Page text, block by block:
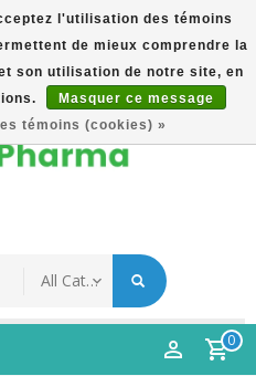
Op Nieuwsbrief | Gratis
| Online Sinds 2007
0
l'utilisation des témoins
de mieux comprendre la
son utilisation de notre site, en
Masquer ce message
témoins (cookies) »